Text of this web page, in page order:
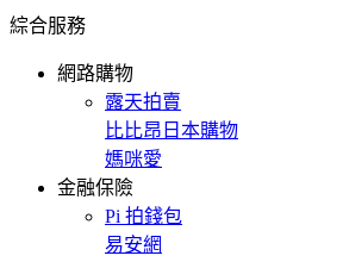
綜合服務
網路購物
露天拍賣
比比昂日本購物
媽咪愛
金融保險
Pi 拍錢包
易安網